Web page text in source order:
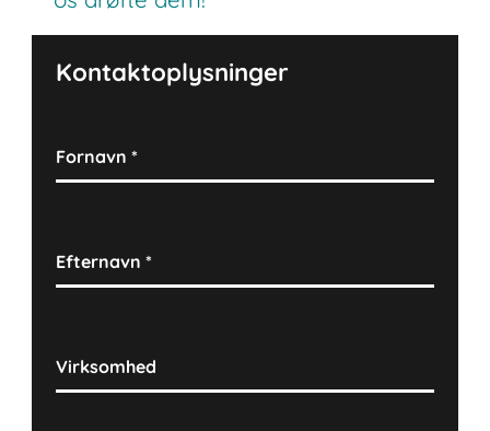
Kontaktoplysninger
Fornavn*
Efternavn*
Virksomhed